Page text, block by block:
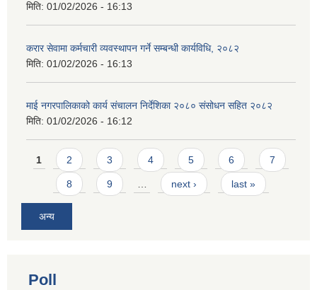
मिति: 01/02/2026 - 16:13
करार सेवामा कर्मचारी व्यवस्थापन गर्ने सम्बन्धी कार्यविधि, २०८२
मिति: 01/02/2026 - 16:13
माई नगरपालिकाको कार्य संचालन निर्देशिका २०८० संसोधन सहित २०८२
मिति: 01/02/2026 - 16:12
Pages
1 2 3 4 5 6 7
8 9 next › last »
अन्य
Poll